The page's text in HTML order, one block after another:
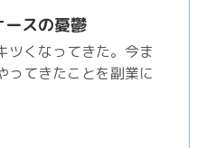
スの憂鬱
ツくなってきた。今ま
ってきたことを副業に